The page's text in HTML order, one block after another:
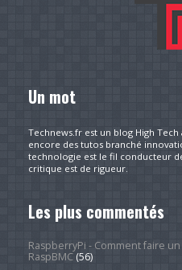
Un mot
Technews.fr est un blog High Tech
encore des tutos branché
technologie est le fil conducteur
critique est de rigueur.
Les plus commentés
RaspberryPi - Comment faire
RaspBMC(56)